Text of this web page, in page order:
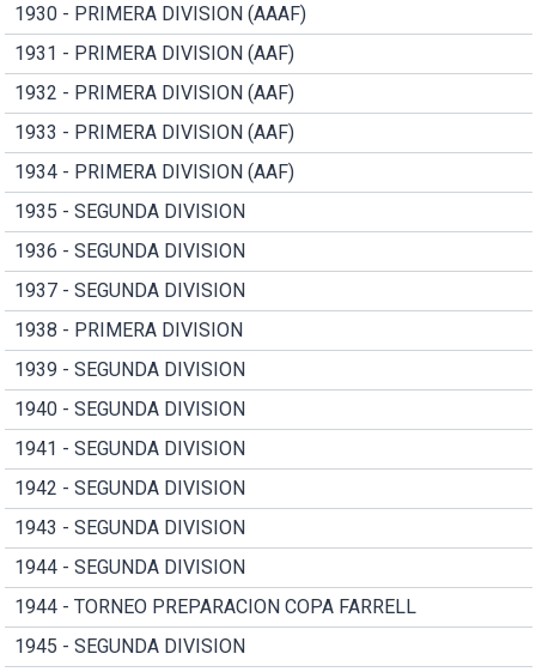
1930 - PRIMERA DIVISION (AAAF)
1931 - PRIMERA DIVISION (AAF)
1932 - PRIMERA DIVISION (AAF)
1933 - PRIMERA DIVISION (AAF)
1934 - PRIMERA DIVISION (AAF)
1935 - SEGUNDA DIVISION
1936 - SEGUNDA DIVISION
1937 - SEGUNDA DIVISION
1938 - PRIMERA DIVISION
1939 - SEGUNDA DIVISION
1940 - SEGUNDA DIVISION
1941 - SEGUNDA DIVISION
1942 - SEGUNDA DIVISION
1943 - SEGUNDA DIVISION
1944 - SEGUNDA DIVISION
1944 - TORNEO PREPARACION COPA FARRELL
1945 - SEGUNDA DIVISION